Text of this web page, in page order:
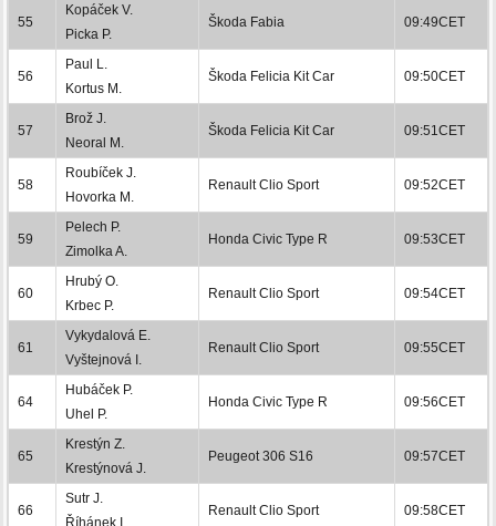
55
Kopáček V.
Picka P.
Škoda Fabia 09:49CET
56
Paul L.
Kortus M.
Škoda Felicia Kit Car 09:50CET
57
Brož J.
Neoral M.
Škoda Felicia Kit Car 09:51CET
58
Roubíček J.
Hovorka M.
Renault Clio Sport 09:52CET
59
Pelech P.
Zimolka A.
Honda Civic Type R 09:53CET
60
Hrubý O.
Krbec P.
Renault Clio Sport 09:54CET
61
Vykydalová E.
Vyštejnová I.
Renault Clio Sport 09:55CET
64
Hubáček P.
Uhel P.
Honda Civic Type R 09:56CET
65
Krestýn Z.
Krestýnová J.
Peugeot 306 S16 09:57CET
66
Sutr J.
Říhánek I.
Renault Clio Sport 09:58CET